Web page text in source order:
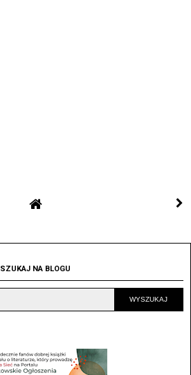
SZUKAJ NA BLOGU